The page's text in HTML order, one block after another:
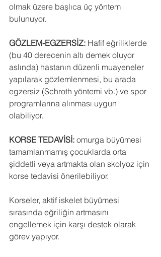
olmak üzere başlıca üç yöntem
bulunuyor.
GÖZLEM-EGZERSİZ: Hafif eğriliklerde
(bu 40 derecenin altı demek oluyor
aslında) hastanın düzenli muayeneler
yapılarak gözlemlenmesi, bu arada
egzersiz (Schroth yöntemi vb.) ve spor
programlarına alınması uygun
olabiliyor.
KORSE TEDAVİSİ: omurga büyümesi
tamamlanmamış çocuklarda orta
şiddetli veya artmakta olan skolyoz için
korse tedavisi önerilebiliyor.
Korseler, aktif iskelet büyümesi
sırasında eğriliğin artmasını
engellemek için karşı destek olarak
görev yapıyor.